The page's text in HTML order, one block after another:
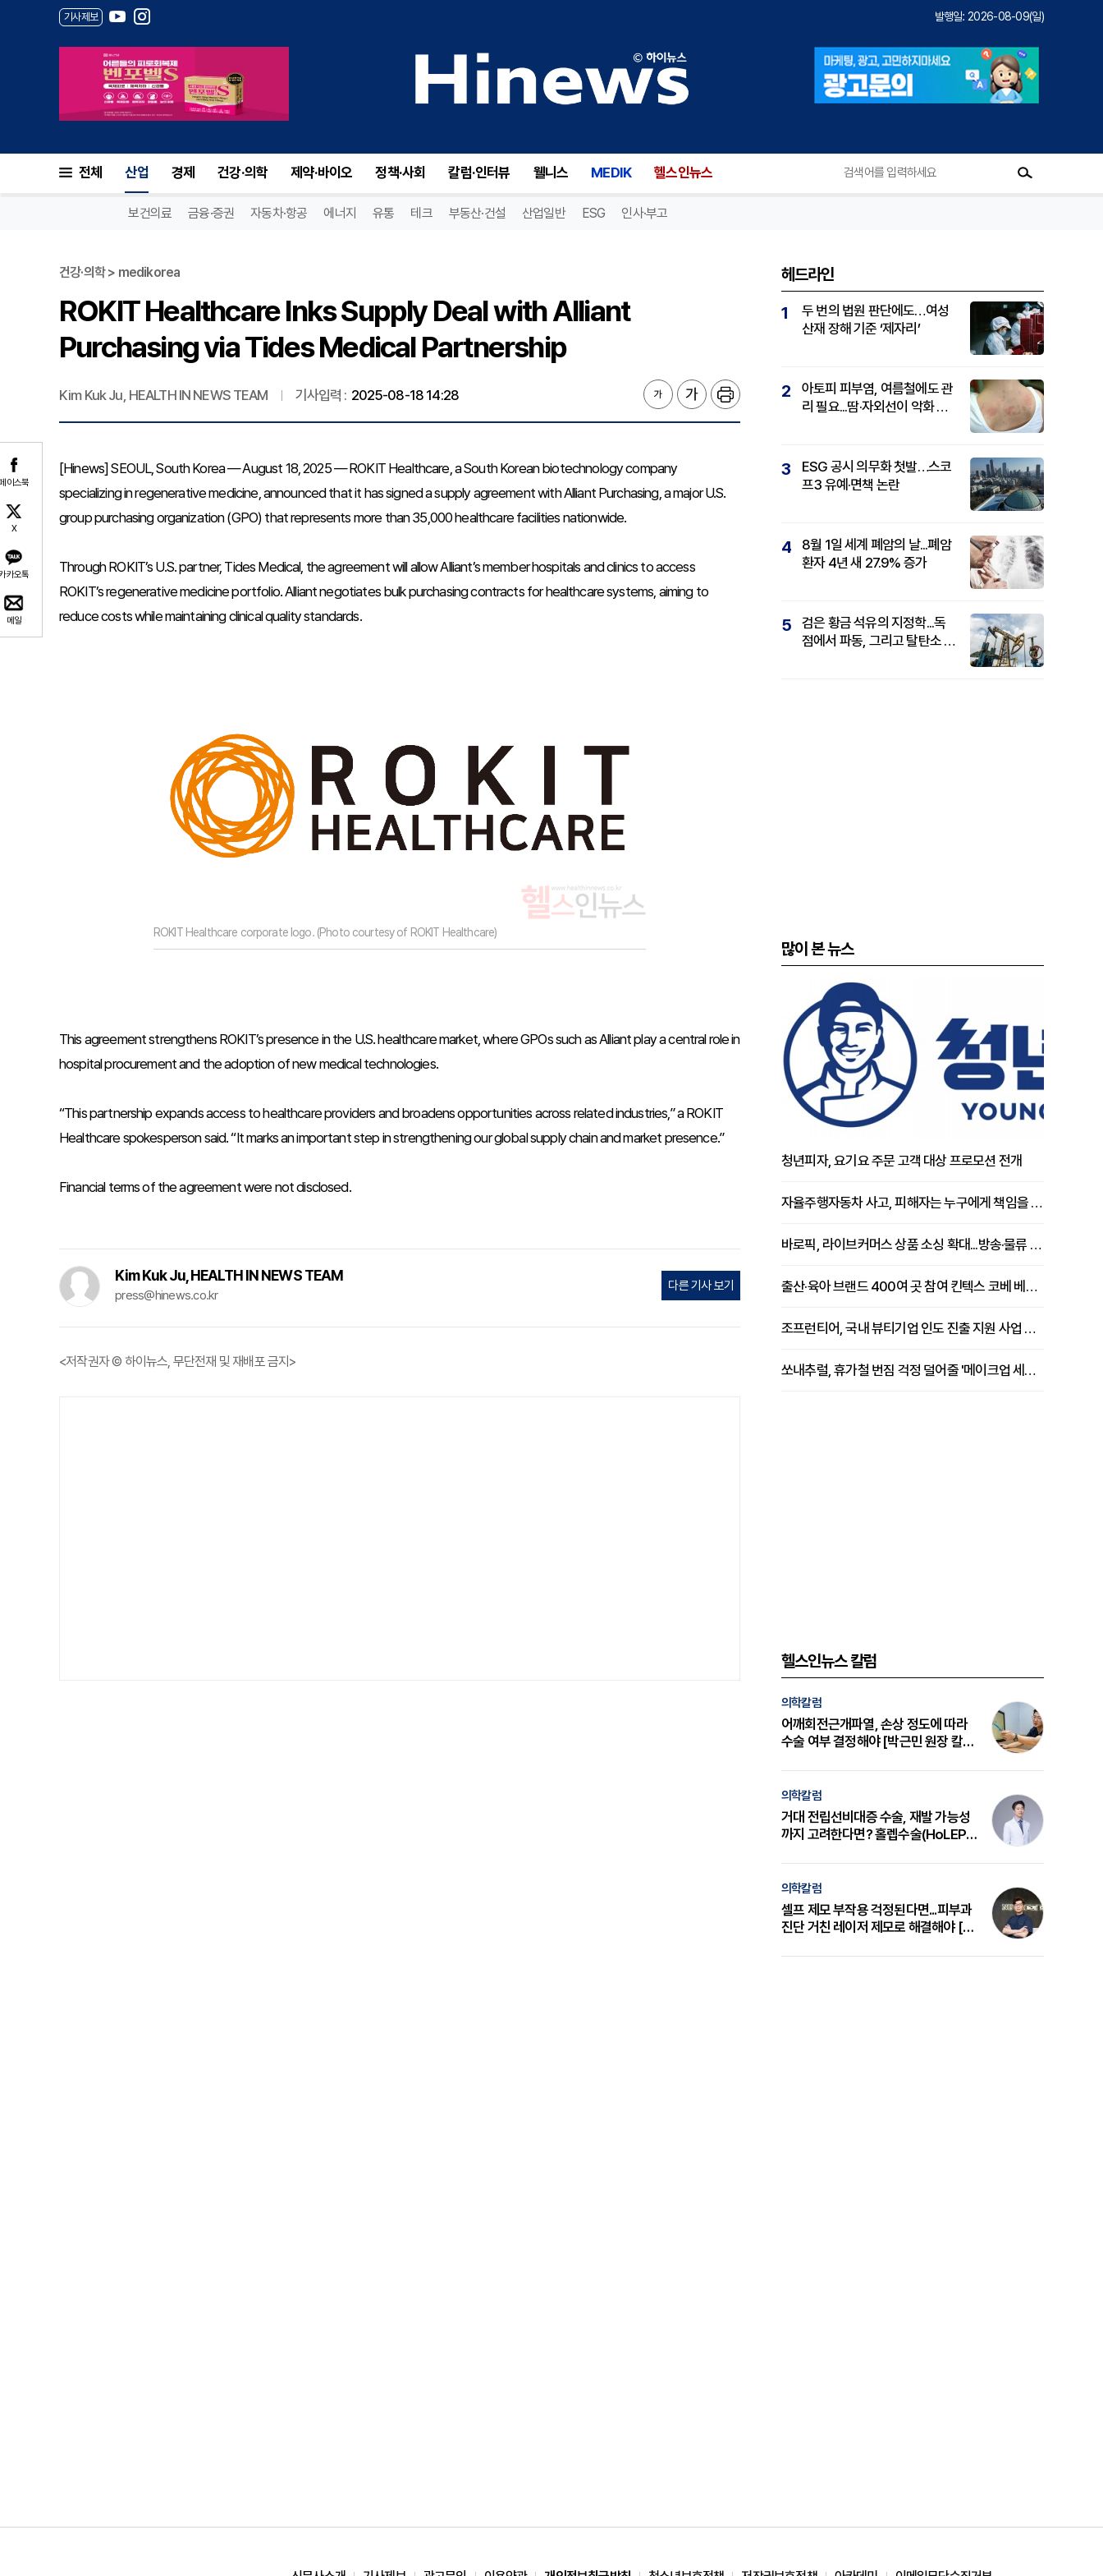
기사제보 발행일: 2026-08-09(일)
전체 산업 경제 건강·의학 제약·바이오 정책·사회 칼럼·인터뷰 웰니스 MEDIK 헬스인뉴스
보건의료 금융·증권 자동차·항공 에너지 유통 테크 부동산·건설 산업일반 ESG 인사·부고
이스북
X
카오톡
메일
건강·의학 > medikorea
ROKIT Healthcare Inks Supply Deal with Alliant
Purchasing via Tides Medical Partnership
Kim Kuk Ju, HEALTH IN NEWS TEAM 기사입력 : 2025-08-18 14:28
[Hinews] SEOUL, South Korea — August 18, 2025 — ROKIT Healthcare, a South Korean biotechnology company
specializing in regenerative medicine, announced that it has signed a supply agreement with Alliant Purchasing, a major U.S.
group purchasing organization (GPO) that represents more than 35,000 healthcare facilities nationwide.
Through ROKIT’s U.S. partner, Tides Medical, the agreement will allow Alliant’s member hospitals and clinics to access
ROKIT’s regenerative medicine portfolio. Alliant negotiates bulk purchasing contracts for healthcare systems, aiming to
reduce costs while maintaining clinical quality standards.
ROKIT Healthcare corporate logo. (Photo courtesy of ROKIT Healthcare)
This agreement strengthens ROKIT’s presence in the U.S. healthcare market, where GPOs such as Alliant play a central role in
hospital procurement and the adoption of new medical technologies.
“This partnership expands access to healthcare providers and broadens opportunities across related industries,” a ROKIT
Healthcare spokesperson said. “It marks an important step in strengthening our global supply chain and market presence.”
Financial terms of the agreement were not disclosed.
Kim Kuk Ju, HEALTH IN NEWS TEAM
press@hinews.co.kr
다른 기사 보기
<저작권자 © 하이뉴스, 무단전재 및 재배포 금지>
헤드라인
1
두 번의 법원 판단에도…여성
산재 장해 기준 ‘제자리’
2
아토피 피부염, 여름철에도 관
리 필요...땀·자외선이 악화 요
3
ESG 공시 의무화 첫발…스코
프3 유예·면책 논란
4
8월 1일 세계 폐암의 날...폐암
환자 4년 새 27.9% 증가
5
검은 황금 석유의 지정학...독
점에서 파동, 그리고 탈탄소 패
많이 본 뉴스
청년피자, 요기요 주문 고객 대상 프로모션 전개
자율주행자동차 사고, 피해자는 누구에게 책임을 물을 수 있을까
바로픽, 라이브커머스 상품 소싱 확대...방송·물류 원스톱 지원 강화
출산·육아 브랜드 400여 곳 참여 킨텍스 코베 베이비페어 개막
조프런티어, 국내 뷰티기업 인도 진출 지원 사업 추진
쏘내추럴, 휴가철 번짐 걱정 덜어줄 '메이크업 세팅 멀티 매직 실러' 제안
헬스인뉴스 칼럼
의학칼럼
어깨회전근개파열, 손상 정도에 따라
수술 여부 결정해야 [박근민 원장 칼
의학칼럼
거대 전립선비대증 수술, 재발 가능성
까지 고려한다면? 홀렙수술(HoLEP)
의학칼럼
셀프 제모 부작용 걱정된다면...피부과
진단 거친 레이저 제모로 해결해야 [변